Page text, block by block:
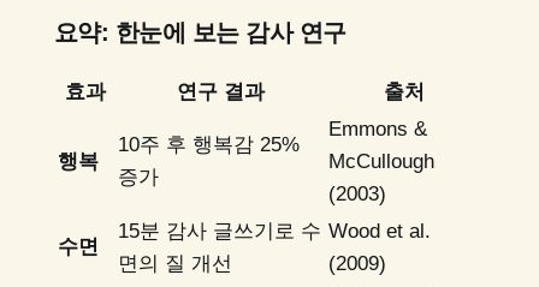
요약: 한눈에 보는 감사 연구
효과 연구 결과 출처
행복
10주 후 행복감 25%
증가
Emmons &
McCullough
(2003)
수면
15분 감사 글쓰기로 수
면의 질 개선
Wood et al.
(2009)